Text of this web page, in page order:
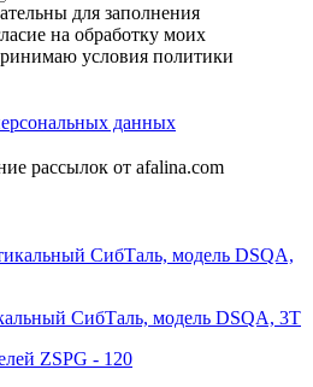
для заполнения
на обработку моих
условия политики
данных
рассылок от afalina.com
СибТаль, модель DSQA, 3Т